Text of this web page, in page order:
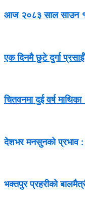
आज २०८३ साल साउन
एक दिनमै छुटे दुर्गा प्रसाईँ
चितवनमा दुई वर्ष
देशभर मनसुनको प्रभाव :
भक्तपुर प्रहरीको